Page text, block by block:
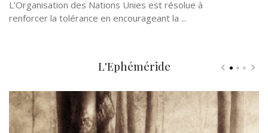
L’Organisation des Nations Unies est résolue à
renforcer la tolérance en encourageant la ...
L'Ephéméride